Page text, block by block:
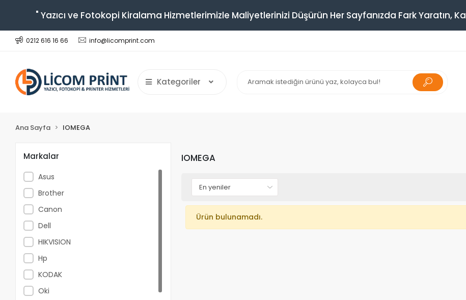
" Yazıcı ve Fotokopi Kiralama Hizmetlerimizle Maliyetlerinizi Düşürün Her Sayfanızda Fark Yaratın,
0212 616 16 66 info@licomprint.com
Kategoriler
Ana Sayfa IOMEGA
Markalar
Asus
Brother
Canon
Dell
HIKVISION
Hp
KODAK
Oki
IOMEGA
Ürün bulunamadı.